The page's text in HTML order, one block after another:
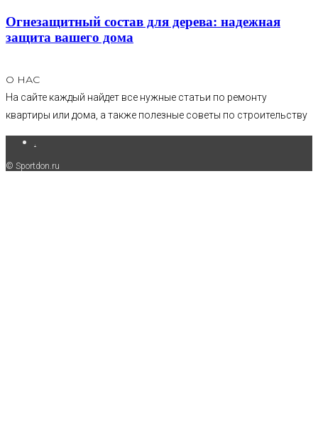
Огнезащитный состав для дерева: надежная
защита вашего дома
О НАС
На сайте каждый найдет все нужные статьи по ремонту
квартиры или дома, а также полезные советы по строительству
.
© Sportdon.ru